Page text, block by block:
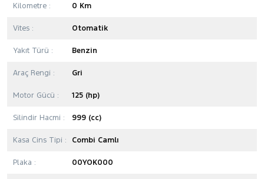
Kilometre : 0 Km
Vites : Otomatik
Yakıt Türü : Benzin
Araç Rengi : Gri
Motor Gücü : 125 (hp)
Silindir Hacmi : 999 (cc)
Kasa Cins Tipi : Combi Camlı
Plaka : 00YOK000